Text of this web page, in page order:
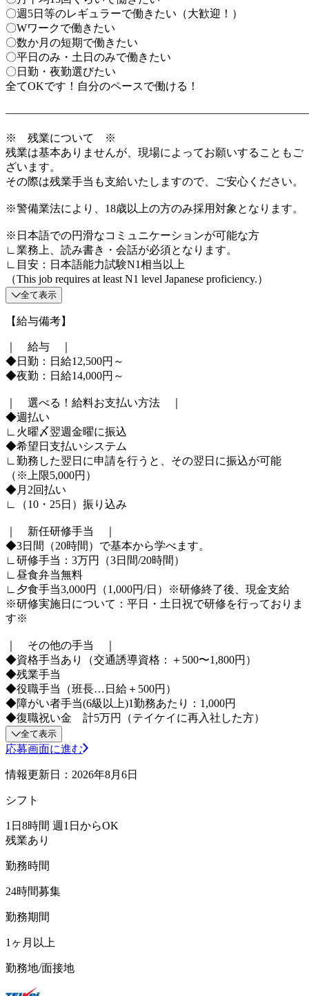
〇週5日等のレギュラーで働きたい（大歓迎！）
〇Wワークで働きたい
〇数か月の短期で働きたい
〇平日のみ・土日のみで働きたい
〇日勤・夜勤選びたい
全てOKです！自分のペースで働ける！
※ 残業について ※
残業は基本ありませんが、現場によってお願いすることもご
ざいます。
その際は残業手当も支給いたしますので、ご安心ください。
※警備業法により、18歳以上の方のみ採用対象となります。
※日本語での円滑なコミュニケーションが可能な方
∟業務上、読み書き・会話が必須となります。
∟目安：日本語能力試験N1相当以上
（This job requires at least N1 level Japanese proficiency.）
全て表示
【給与備考】
｜ 給与 ｜
◆日勤：日給12,500円～
◆夜勤：日給14,000円～
｜ 選べる！給料お支払い方法 ｜
◆週払い
∟火曜〆翌週金曜に振込
◆希望日支払いシステム
∟勤務した翌日に申請を行うと、その翌日に振込が可能
（※上限5,000円）
◆月2回払い
∟（10・25日）振り込み
｜ 新任研修手当 ｜
◆3日間（20時間）で基本から学べます。
∟研修手当：3万円（3日間/20時間）
∟昼食弁当無料
∟夕食手当3,000円（1,000円/日）※研修終了後、現金支給
※研修実施日について：平日・土日祝で研修を行っておりま
す※
｜ その他の手当 ｜
◆資格手当あり（交通誘導資格：＋500〜1,800円）
◆残業手当
◆役職手当（班長…日給＋500円）
◆障がい者手当(6級以上)1勤務あたり：1,000円
◆復職祝い金 計5万円（テイケイに再入社した方）
全て表示
応募画面に進む
情報更新日：2026年8月6日
シフト
1日8時間 週1日からOK
残業あり
勤務時間
24時間募集
勤務期間
1ヶ月以上
勤務地/面接地